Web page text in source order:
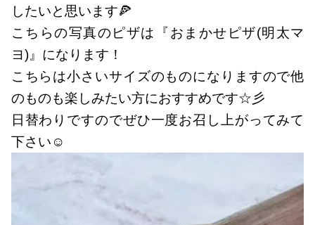
したいと思います🍕
こちらの写真のピザは『おまかせピザ(明太マ
ヨ)』になります！
こちらは小さいサイズのものになりますので他
のものも楽しみたい方におすすめです☆彡
日替わりですのでぜひ一度お召し上がってみて
下さい☺